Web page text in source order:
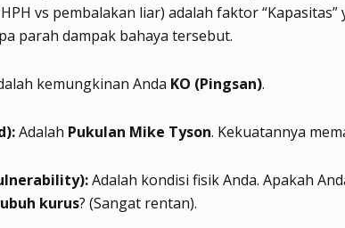
vs pembalakan liar) adalah faktor “Kapasitas”
parah dampak bahaya tersebut.
kemungkinan Anda KO (Pingsan).
Adalah Pukulan Mike Tyson. Kekuatannya
Adalah kondisi fisik Anda. Apakah
kurus? (Sangat rentan).